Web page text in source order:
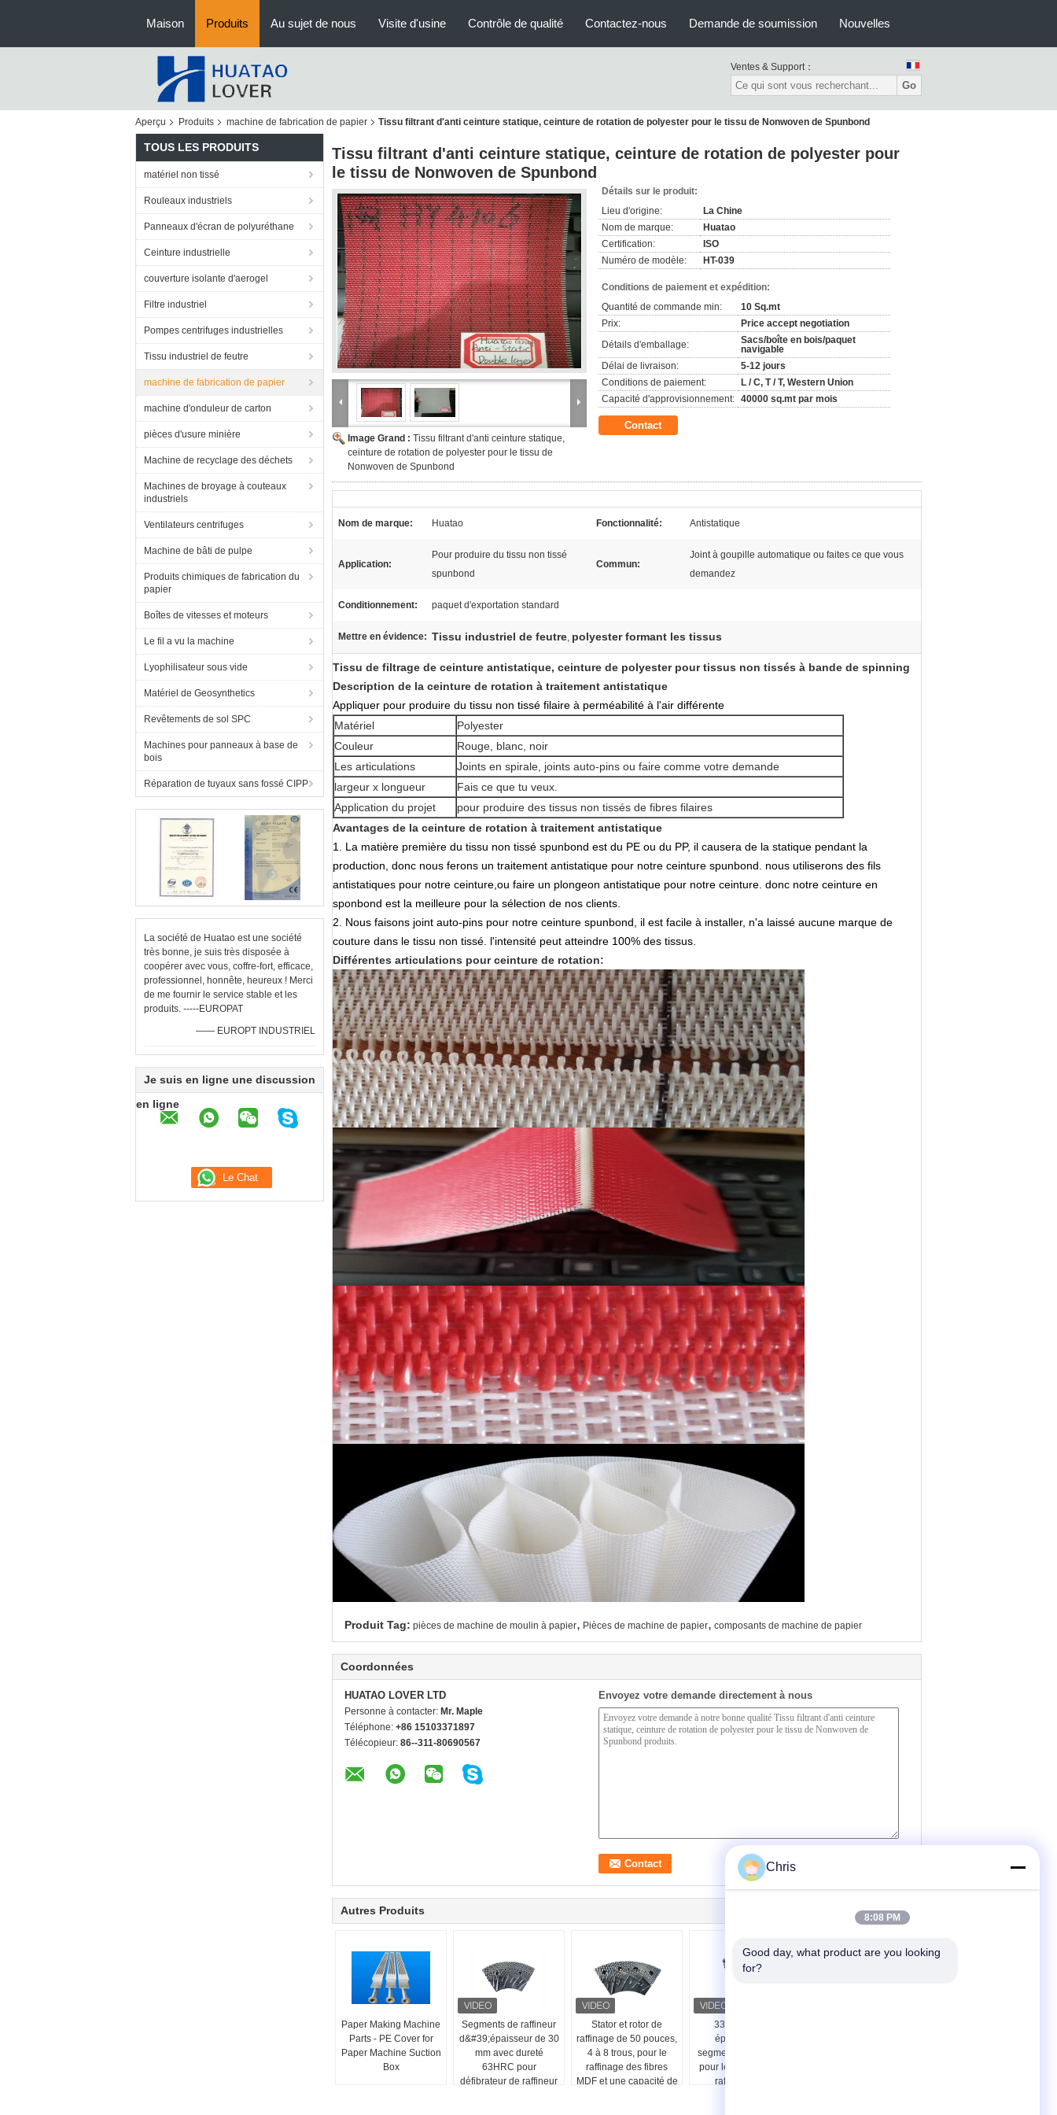
Maison Produits Au sujet de nous Visite d'usine Contrôle de qualité Contactez-nous Demande de soumission Nouvelles
Ventes & Support：
Go
Aperçu Produits machine de fabrication de papier Tissu filtrant d'anti ceinture statique, ceinture de rotation de polyester pour le tissu de Nonwoven de Spunbond
TOUS LES PRODUITS
matériel non tissé
Rouleaux industriels
Panneaux d'écran de polyuréthane
Ceinture industrielle
couverture isolante d'aerogel
Filtre industriel
Pompes centrifuges industrielles
Tissu industriel de feutre
machine de fabrication de papier
machine d'onduleur de carton
pièces d'usure minière
Machine de recyclage des déchets
Machines de broyage à couteaux
industriels
Ventilateurs centrifuges
Machine de bâti de pulpe
Produits chimiques de fabrication du
papier
Boîtes de vitesses et moteurs
Le fil a vu la machine
Lyophilisateur sous vide
Matériel de Geosynthetics
Revêtements de sol SPC
Machines pour panneaux à base de
bois
Réparation de tuyaux sans fossé CIPP
La société de Huatao est une société
très bonne, je suis très disposée à
coopérer avec vous, coffre-fort, efficace,
professionnel, honnête, heureux ! Merci
de me fournir le service stable et les
produits. -----EUROPAT
—— EUROPT INDUSTRIEL
Je suis en ligne une discussion
en ligne
Tissu filtrant d'anti ceinture statique, ceinture de rotation de polyester pour
le tissu de Nonwoven de Spunbond
Image Grand : Tissu filtrant d'anti ceinture statique,
ceinture de rotation de polyester pour le tissu de
Nonwoven de Spunbond
Détails sur le produit:
Lieu d'origine:
La Chine
Nom de marque:
Huatao
Certification:
ISO
Numéro de modèle:
HT-039
Conditions de paiement et expédition:
Quantité de commande min:
10 Sq.mt
Prix:
Price accept negotiation
Détails d'emballage:
Sacs/boîte en bois/paquet
navigable
Délai de livraison:
5-12 jours
Conditions de paiement:
L / C, T / T, Western Union
Capacité d'approvisionnement: 40000 sq.mt par mois
Contact
Nom de marque: Huatao Fonctionnalité: Antistatique
Application:
Pour produire du tissu non tissé
spunbond
Commun:
Joint à goupille automatique ou faites ce que vous
demandez
Conditionnement: paquet d'exportation standard
Mettre en évidence: Tissu industriel de feutre, polyester formant les tissus
Tissu de filtrage de ceinture antistatique, ceinture de polyester pour tissus non tissés à bande de spinning
Description de la ceinture de rotation à traitement antistatique
Appliquer pour produire du tissu non tissé filaire à perméabilité à l'air différente
Matériel
Polyester
Couleur
Rouge, blanc, noir
Les articulations
Joints en spirale, joints auto-pins ou faire comme votre demande
largeur x longueur
Fais ce que tu veux.
Application du projet
pour produire des tissus non tissés de fibres filaires
Avantages de la ceinture de rotation à traitement antistatique
1. La matière première du tissu non tissé spunbond est du PE ou du PP, il causera de la statique pendant la
production, donc nous ferons un traitement antistatique pour notre ceinture spunbond. nous utiliserons des fils
antistatiques pour notre ceinture,ou faire un plongeon antistatique pour notre ceinture. donc notre ceinture en
sponbond est la meilleure pour la sélection de nos clients.
2. Nous faisons joint auto-pins pour notre ceinture spunbond, il est facile à installer, n'a laissé aucune marque de
couture dans le tissu non tissé. l'intensité peut atteindre 100% des tissus.
Différentes articulations pour ceinture de rotation:
Produit Tag: pièces de machine de moulin à papier, Pièces de machine de papier, composants de machine de papier
Coordonnées
HUATAO LOVER LTD
Personne à contacter: Mr. Maple
Téléphone: +86 15103371897
Télécopieur: 86--311-80690567
Envoyez votre demande directement à nous
Autres Produits
Paper Making Machine
Parts - PE Cover for
Paper Machine Suction
Box
Segments de raffineur
d&#39;épaisseur de 30
mm avec dureté
63HRC pour
défibrateur de raffineur
Stator et rotor de
raffinage de 50 pouces,
4 à 8 trous, pour le
raffinage des fibres
MDF et une capacité de
33 mm-42 mm
épaisseur des
segments de raffinage
pour le défibrateur de
raffinage MDF
Chris
8:08 PM
Good day, what product are you looking
for?